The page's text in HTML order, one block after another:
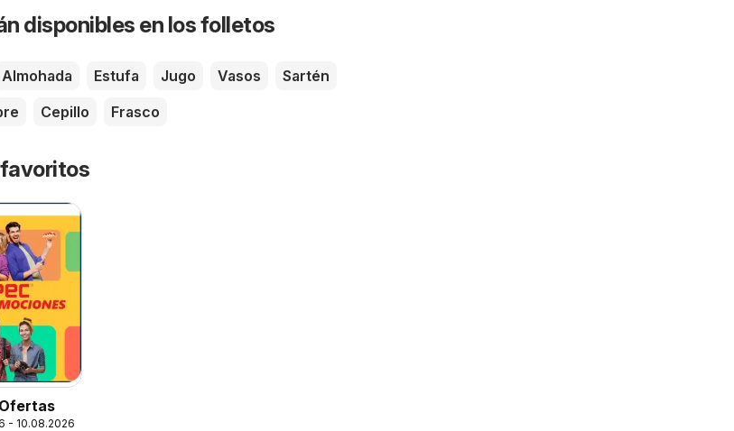
disponibles en los folletos
Almohada Estufa Jugo Vasos
Sartén
Cepillo Frasco
- 10.08.2026